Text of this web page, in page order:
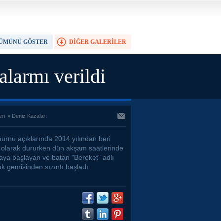
DİĞER GALERİLER
GÖSTER
verildi
» Deniz Kazaları
açıklarında 2014 yılından beri
dururken dün akşam saatlerinde
başlayan ve batan "Bereket" adlı
gemisinden sızıntı başladı.